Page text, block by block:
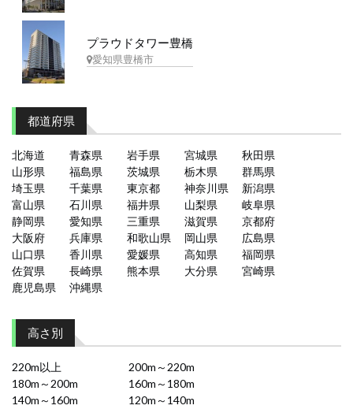
プラウドタワー豊橋
愛知県豊橋市
都道府県
北海道 青森県 岩手県 宮城県
秋田県
山形県
福島県 茨城県 栃木県
群馬県
埼玉県
千葉県 東京都 神奈川県
新潟県
富山県
石川県 福井県 山梨県
岐阜県
静岡県
愛知県 三重県 滋賀県
京都府
大阪府
兵庫県 和歌山県 岡山県
広島県
山口県
香川県 愛媛県 高知県
福岡県
佐賀県
長崎県 熊本県 大分県
宮崎県
鹿児島県
沖縄県
高さ別
220m以上
200m～220m
180m～200m
160m～180m
140m～160m
120m～140m